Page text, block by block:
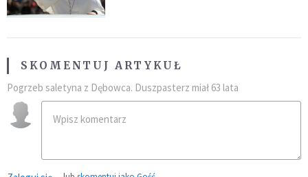
SKOMENTUJ ARTYKUŁ
Pogrzeb saletyna z Dębowca. Duszpasterz miał 63 lata